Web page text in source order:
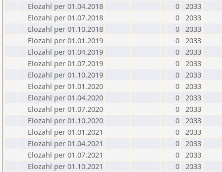
Elozahl per 01.04.2018
0 2033
Elozahl per 01.07.2018
0 2033
Elozahl per 01.10.2018
0 2033
Elozahl per 01.01.2019
0 2033
Elozahl per 01.04.2019
0 2033
Elozahl per 01.07.2019
0 2033
Elozahl per 01.10.2019
0 2033
Elozahl per 01.01.2020
0 2033
Elozahl per 01.04.2020
0 2033
Elozahl per 01.07.2020
0 2033
Elozahl per 01.10.2020
0 2033
Elozahl per 01.01.2021
0 2033
Elozahl per 01.04.2021
0 2033
Elozahl per 01.07.2021
0 2033
Elozahl per 01.10.2021
0 2033